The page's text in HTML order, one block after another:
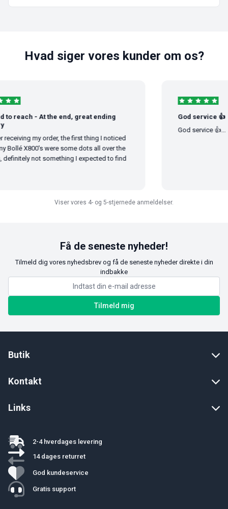
Hvad siger vores kunder om os?
reach - At the end, great ending
my order, the first thing I noticed
Bollé X800's were some dots all over the
not something I expected to find
God service 👍
God service 👍...
Viser vores 4- og 5-stjernede anmeldelser.
Få de seneste nyheder!
Tilmeld dig vores nyhedsbrev og få de seneste nyheder direkte i din
indbakke
Tilmeld mig
Butik
Kontakt
Links
2-4 hverdages levering
14 dages returret
God kundeservice
Gratis support